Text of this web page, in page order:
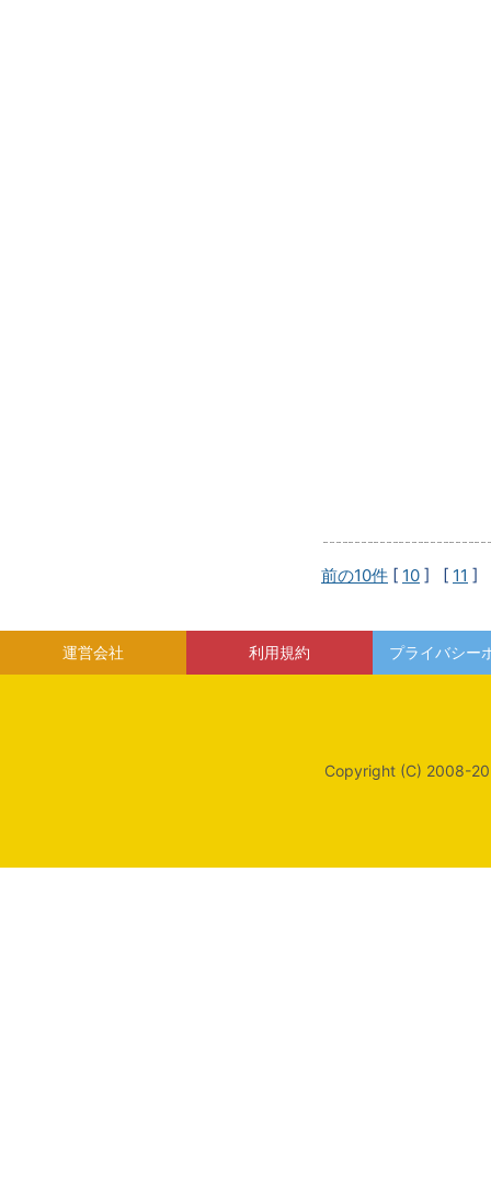
前の10件 [ 10 ] [ 11 ]
運営会社 利用規約 プライバシー
Copyright (C) 2008-